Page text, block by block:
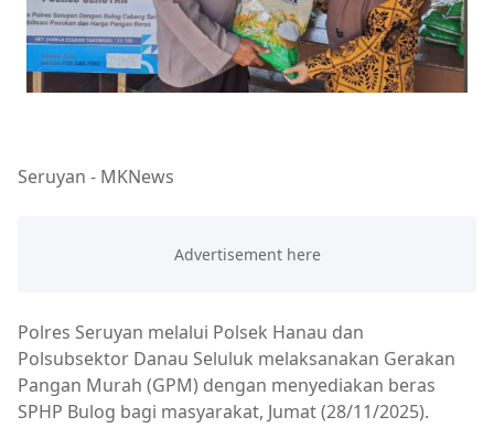
Seruyan - MKNews
Polres Seruyan melalui Polsek Hanau dan
Polsubsektor Danau Seluluk melaksanakan Gerakan
Pangan Murah (GPM) dengan menyediakan beras
SPHP Bulog bagi masyarakat, Jumat (28/11/2025).